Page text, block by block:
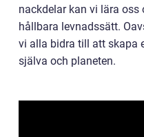
nackdelar kan vi lära
hållbara levnadssätt.
vi alla bidra till att skapa
själva och planeten.